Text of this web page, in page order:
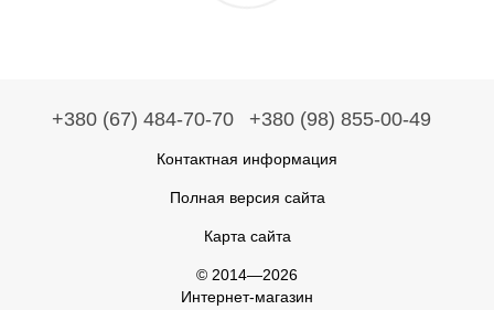
+380 (67) 484-70-70 +380 (98) 855-00-49
Контактная информация
Полная версия сайта
Карта сайта
© 2014—2026
Интернет-магазин